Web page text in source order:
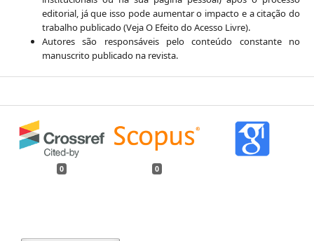
editorial, já que isso pode aumentar o impacto e a citação do
trabalho publicado (Veja O Efeito do Acesso Livre).
Autores são responsáveis pelo conteúdo constante no
manuscrito publicado na revista.
0 0